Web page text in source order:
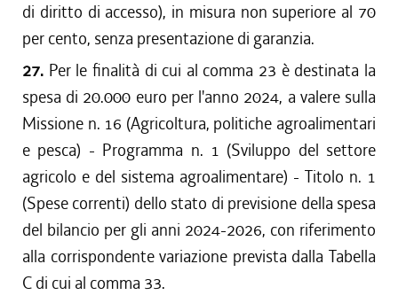
di diritto di accesso), in misura non superiore al 70
per cento, senza presentazione di garanzia.
27. Per le finalità di cui al comma 23 è destinata la
spesa di 20.000 euro per l'anno 2024, a valere sulla
Missione n. 16 (Agricoltura, politiche agroalimentari
e pesca) - Programma n. 1 (Sviluppo del settore
agricolo e del sistema agroalimentare) - Titolo n. 1
(Spese correnti) dello stato di previsione della spesa
del bilancio per gli anni 2024-2026, con riferimento
alla corrispondente variazione prevista dalla Tabella
C di cui al comma 33.